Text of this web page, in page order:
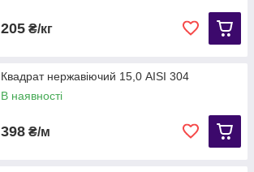
205 ₴/кг
Квадрат нержавіючий 15,0 AISI 304
В наявності
398 ₴/м